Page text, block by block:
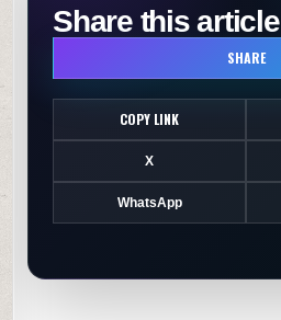
Share this article
SHARE
COPY LINK
X
WhatsApp